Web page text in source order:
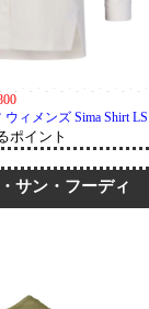
ィメンズ Sima Shirt
ポイント
サン・フーディ